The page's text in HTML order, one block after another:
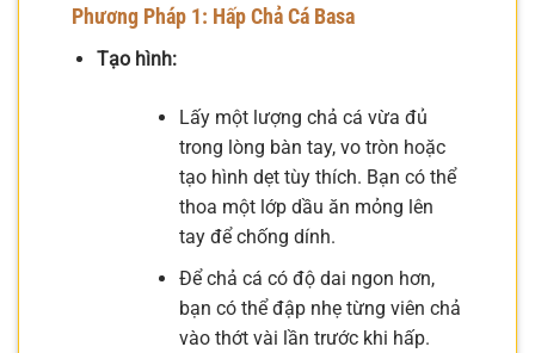
Phương Pháp 1: Hấp Chả Cá Basa
Tạo hình:
Lấy một lượng chả cá vừa đủ
trong lòng bàn tay, vo tròn hoặc
tạo hình dẹt tùy thích. Bạn có thể
thoa một lớp dầu ăn mỏng lên
tay để chống dính.
Để chả cá có độ dai ngon hơn,
bạn có thể đập nhẹ từng viên chả
vào thớt vài lần trước khi hấp.